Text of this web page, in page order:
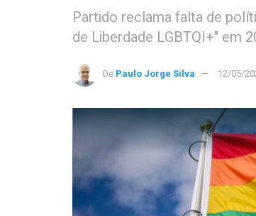
Partido reclama falta de
de Liberdade LGBTQI+" em
De Paulo Jorge Silva 12/05/